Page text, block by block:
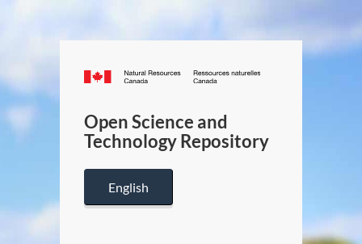
Canada.ca
/
Canada
Open Science and
Technology Repository
English